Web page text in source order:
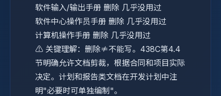
软件输入/输出手册 删除 几乎没用过
软件中心操作员手册 删除 几乎没用过
计算机操作手册 删除 几乎没用过
⚠️ 关键理解：删除≠不能写。438C第4.4
节明确允许文档剪裁，根据合同和项目实际
决定。计划和报告类文档在开发计划中注
明"必要时可单独编制"。